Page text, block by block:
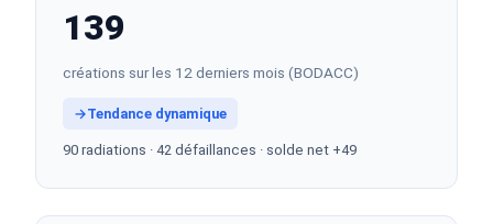
139
créations sur les 12 derniers mois (BODACC)
→Tendance dynamique
90 radiations · 42 défaillances · solde net +49